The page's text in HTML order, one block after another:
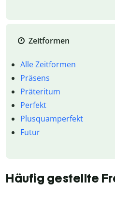
Zeitformen
Alle Zeitformen
Präsens
Präteritum
Perfekt
Plusquamperfekt
Futur
Häufig gestellte